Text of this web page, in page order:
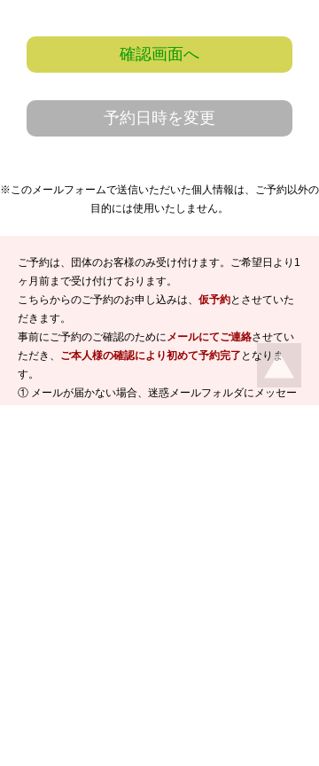
確認画面へ
予約日時を変更
※このメールフォームで送信いただいた個人情報は、ご予約以外の
目的には使用いたしません。
ご予約は、団体のお客様のみ受け付けます。ご希望日より1
ヶ月前まで受け付けております。
こちらからのご予約のお申し込みは、 仮予約とさせていた
だきます。
事前にご予約のご確認のためにメールにてご連絡させてい
ただき、 ご本人様の確認により初めて予約完了 となりま
す。
① メールが届かない場合、迷惑メールフォルダにメッセー